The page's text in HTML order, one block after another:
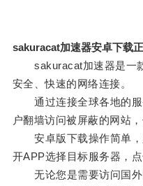
sakuracat加速器安卓下载
sakuracat加速器是一款
安全、快速的网络连接。
通过连接全球各地的服
户翻墙访问被屏蔽的网站
安卓版下载操作简单，
开APP选择目标服务器，
无论您是需要访问国外